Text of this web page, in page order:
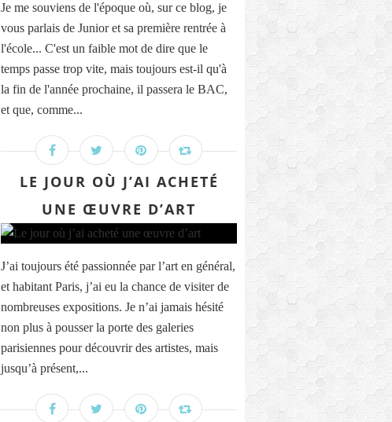
Je me souviens de l'époque où, sur ce blog, je
vous parlais de Junior et sa première rentrée à
l'école... C'est un faible mot de dire que le
temps passe trop vite, mais toujours est-il qu'à
la fin de l'année prochaine, il passera le BAC,
et que, comme...
LE JOUR OÙ J’AI ACHETÉ
UNE ŒUVRE D’ART
J’ai toujours été passionnée par l’art en général,
et habitant Paris, j’ai eu la chance de visiter de
nombreuses expositions. Je n’ai jamais hésité
non plus à pousser la porte des galeries
parisiennes pour découvrir des artistes, mais
jusqu’à présent,...